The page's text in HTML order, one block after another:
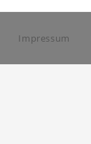
Impressum